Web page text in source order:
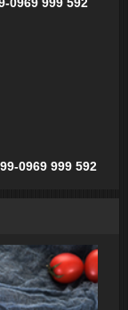
0969 999 592